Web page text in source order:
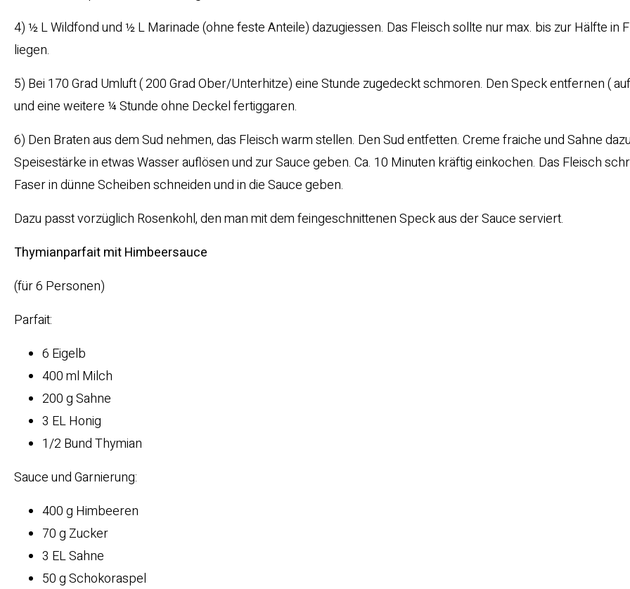
4) ½ L Wildfond und ½ L Marinade (ohne feste Anteile) dazugiessen. Das Fleisch sollte nur max. bis zur Hälfte in
liegen.
5) Bei 170 Grad Umluft ( 200 Grad Ober/Unterhitze) eine Stunde zugedeckt schmoren. Den Speck entfernen (
und eine weitere ¼ Stunde ohne Deckel fertiggaren.
6) Den Braten aus dem Sud nehmen, das Fleisch warm stellen. Den Sud entfetten. Creme fraiche und Sahne
Speisestärke in etwas Wasser auflösen und zur Sauce geben. Ca. 10 Minuten kräftig einkochen. Das Fleisch
Faser in dünne Scheiben schneiden und in die Sauce geben.
Dazu passt vorzüglich Rosenkohl, den man mit dem feingeschnittenen Speck aus der Sauce serviert.
Thymianparfait mit Himbeersauce
(für 6 Personen)
Parfait:
6 Eigelb
400 ml Milch
200 g Sahne
3 EL Honig
1/2 Bund Thymian
Sauce und Garnierung:
400 g Himbeeren
70 g Zucker
3 EL Sahne
50 g Schokoraspel